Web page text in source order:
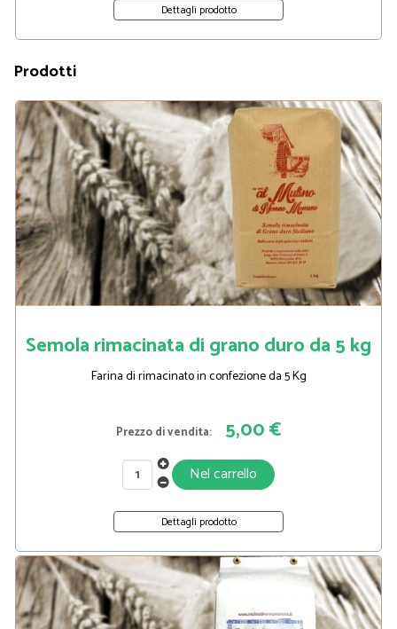
Dettagli prodotto
Prodotti
Semola rimacinata di grano duro da 5 kg
Farina di rimacinato in confezione da 5 Kg
Prezzo di vendita: 5,00 €
Dettagli prodotto